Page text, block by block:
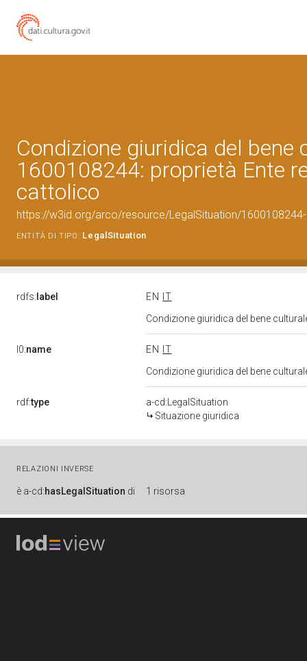
Condizione giuridica del bene
1600108244: proprietà Ente
cattolico
https://w3id.org/arco/resource/LegalSituation/
ENTITÀ DI TIPO: LegalSituation
rdfs: label EN
IT
Condizione giuridica del bene
l0:name EN
IT
Condizione giuridica del bene
rdf:type
a-cd:LegalSituation
Situazione giuridica
RELAZIONI INVERSE
è a-cd:hasLegalSituation di 1 risorsa